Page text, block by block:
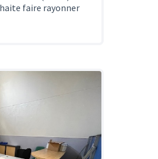
faire rayonner